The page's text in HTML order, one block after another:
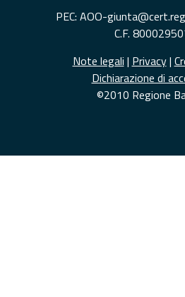
PEC: AOO-
C.F.
Note legali | Privacy|
Dichiarazione di
©2010 Regione